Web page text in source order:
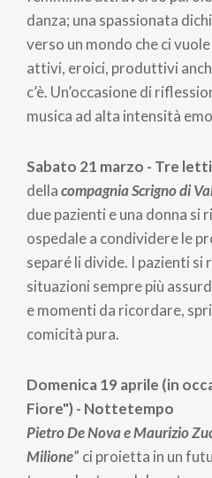
danza; una spassionata
verso un mondo che ci
attivi, eroici, produttivi
c’è. Un’occasione di
musica ad alta intensità
Sabato 21 marzo - Tre
dellacompagnia Scrigno di
due pazienti e una donna si
ospedale a condividere le
separé li divide. I pazienti
situazioni sempre più
e momenti da ricordare,
comicità pura.
Domenica 19 aprile (in
Fiore") - Nottetempo
Pietro De Nova e Maurizio
Milione” ci proietta in un